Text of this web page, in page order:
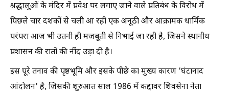
श्रद्धालुओं के मंदिर में प्रवेश पर लगाए जाने वाले प्रतिबंध के विरोध में
पिछले चार दशकों से चली आ रही एक अनूठी और आक्रामक धार्मिक
परंपरा आज भी उतनी ही मजबूती से निभाई जा रही है, जिसने स्थानीय
प्रशासन की रातों की नींद उड़ा दी है।
इस पूरे तनाव की पृष्ठभूमि और इसके पीछे का मुख्य कारण 'घंटानाद
आंदोलन' है, जिसकी शुरुआत साल 1986 में कद्दावर शिवसेना नेता